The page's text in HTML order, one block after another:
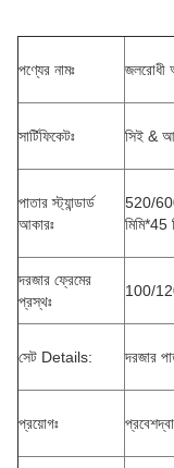
পণ্যের নামঃ জলরোধী
সার্টিফিকেটঃ সিই &
পাতার স্ট্যান্ডার্ড
আকারঃ
520/
মিমি*45
দরজার ফ্রেমের
প্রস্থঃ
100/
সেট Details: দরজার
প্রয়োগঃ